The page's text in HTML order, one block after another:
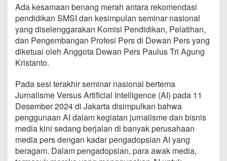
Ada kesamaan benang merah antara rekomendasi
pendidikan SMSI dan kesimpulan seminar nasional
yang diselenggarakan Komisi Pendidikan, Pelatihan,
dan Pengembangan Profesi Pers di Dewan Pers yang
diketuai oleh Anggota Dewan Pers Paulus Tri Agung
Kristanto.
Pada sesi terakhir seminar nasional bertema
Jurnalisme Versus Artificial Intelligence (AI) pada 11
Desember 2024 di Jakarta disimpulkan bahwa
penggunaan AI dalam kegiatan jurnalisme dan bisnis
media kini sedang berjalan di banyak perusahaan
media pers dengan kadar pengadopsian AI yang
beragam. Dalam pengadopsian, para awak media,